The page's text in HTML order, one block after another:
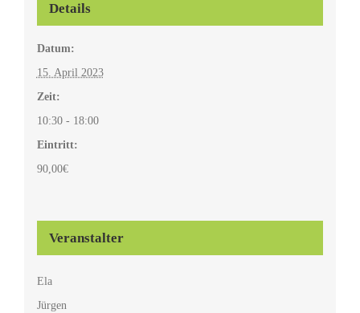
Details
Datum:
15. April 2023
Zeit:
10:30 - 18:00
Eintritt:
90,00€
Veranstalter
Ela
Jürgen